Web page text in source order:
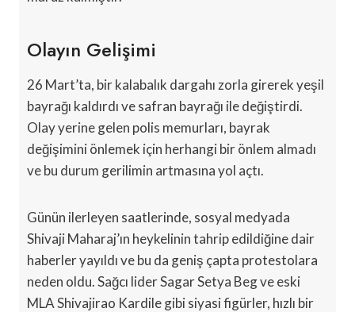
Olayın Gelişimi
26 Mart’ta, bir kalabalık dargahı zorla girerek yeşil
bayrağı kaldırdı ve safran bayrağı ile değiştirdi.
Olay yerine gelen polis memurları, bayrak
değişimini önlemek için herhangi bir önlem almadı
ve bu durum gerilimin artmasına yol açtı.
Günün ilerleyen saatlerinde, sosyal medyada
Shivaji Maharaj’ın heykelinin tahrip edildiğine dair
haberler yayıldı ve bu da geniş çapta protestolara
neden oldu. Sağcı lider Sagar Setya Beg ve eski
MLA Shivajirao Kardile gibi siyasi figürler, hızlı bir